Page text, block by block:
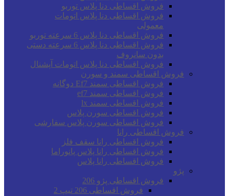
فروش اقساطی دنا پلاس توربو
فروش اقساطی دنا پلاس اتومات
معمولی
فروش اقساطی دنا پلاس 6 سرعته توربو
فروش اقساطی دنا پلاس 6 سرعته دستی
بدون سانروف
فروش اقساطی دنا پلاس اتومات آپشنال
فروش اقساطی سمند و سورن
فروش اقساطی سمند Ef7 دوگانه
فروش اقساطی سمند ef7
فروش اقساطی سمند lx
فروش اقساطی سورن پلاس
فروش اقساطی سورن پلاس سفارشی
فروش اقساطی رانا
فروش اقساطی رانا سقف فلز
فروش اقساطی رانا پلاس پانوراما
فروش اقساطی رانا پلاس
پژو
فروش اقساطی پژو 206
فروش اقساطی 206 تیپ 2